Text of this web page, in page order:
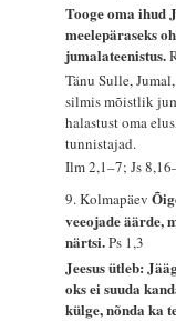
Tooge oma ihud
meelepäraseks
jumalateenistus.
Tänu Sulle,
silmis mõistlik
halastust oma
tunnistajad.
Ilm 2,1–7; Js
9. Kolmapäev
veeojade äärde,
närtsi.Ps 1,3
Jeesus ütleb:
oks ei suuda
külge, nõnda ka